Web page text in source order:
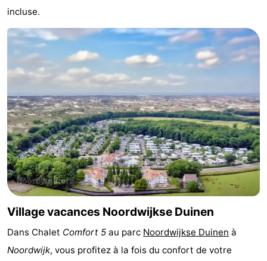
jeux
intérieures
de
bien-
être
Villages
&
villes
Nature
Sports
Piscines
-
Faire
du
vélo
-
Randonnée
-
Équitation
Terrains
de
Surfen
-
incluse.
Village vacances Noordwijkse Duinen
Dans Chalet Comfort 5 au parc Noordwijkse Duinen à
Noordwijk, vous profitez à la fois du confort de votre